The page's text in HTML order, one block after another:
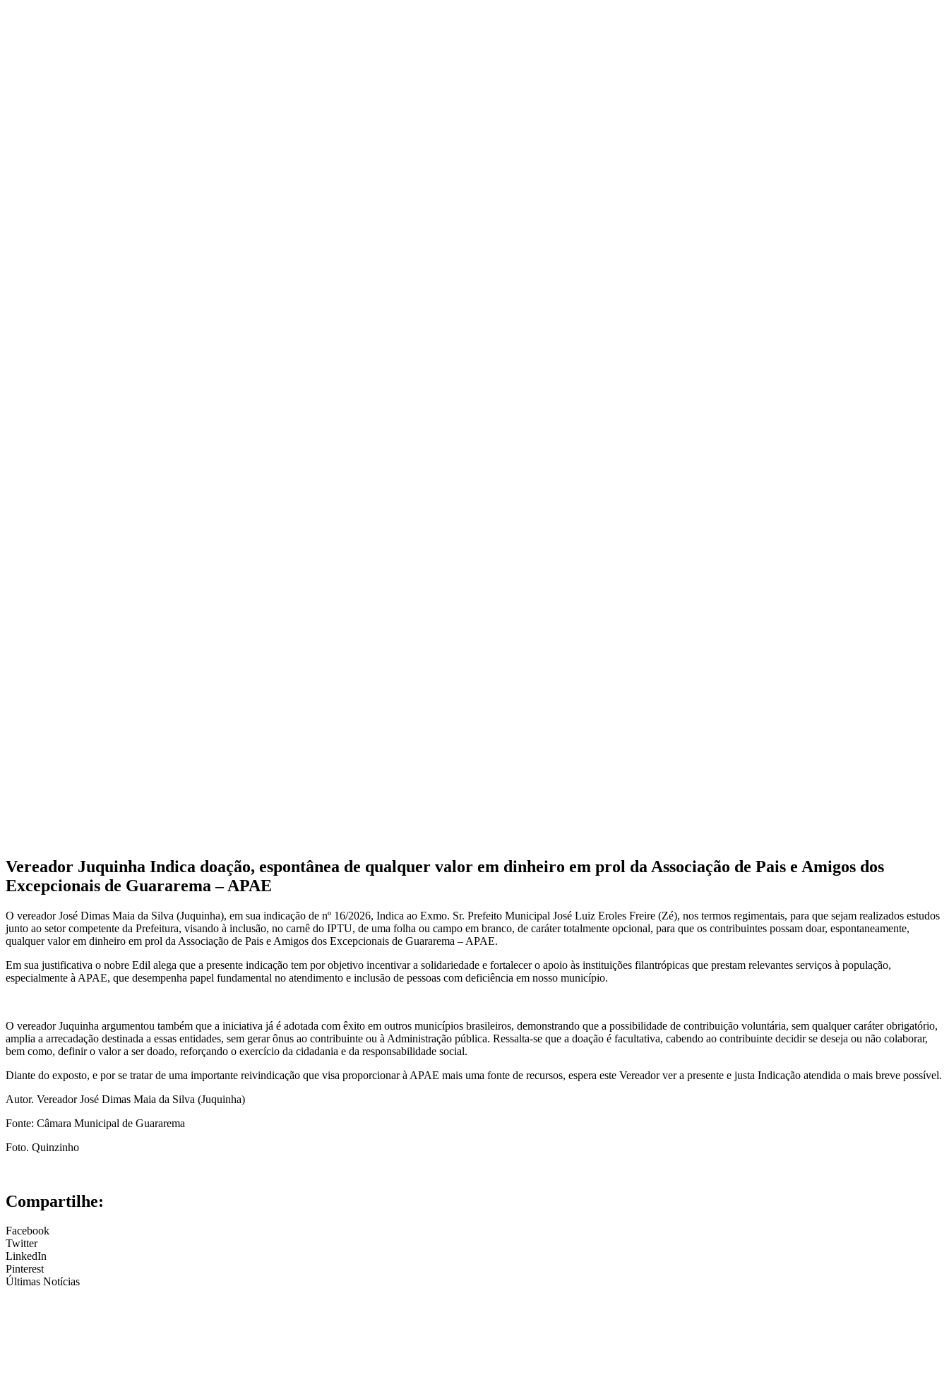
Vereador Juquinha Indica doação, espontânea de qualquer valor em dinheiro em prol da Associação de Pais e Amigos dos
Excepcionais de Guararema – APAE
O vereador José Dimas Maia da Silva (Juquinha), em sua indicação de nº 16/2026, Indica ao Exmo. Sr. Prefeito Municipal José Luiz Eroles Freire (Zé), nos termos regimentais, para que sejam realizados estudos
junto ao setor competente da Prefeitura, visando à inclusão, no carnê do IPTU, de uma folha ou campo em branco, de caráter totalmente opcional, para que os contribuintes possam doar, espontaneamente,
qualquer valor em dinheiro em prol da Associação de Pais e Amigos dos Excepcionais de Guararema – APAE.
Em sua justificativa o nobre Edil alega que a presente indicação tem por objetivo incentivar a solidariedade e fortalecer o apoio às instituições filantrópicas que prestam relevantes serviços à população,
especialmente à APAE, que desempenha papel fundamental no atendimento e inclusão de pessoas com deficiência em nosso município.
O vereador Juquinha argumentou também que a iniciativa já é adotada com êxito em outros municípios brasileiros, demonstrando que a possibilidade de contribuição voluntária, sem qualquer caráter obrigatório,
amplia a arrecadação destinada a essas entidades, sem gerar ônus ao contribuinte ou à Administração pública. Ressalta-se que a doação é facultativa, cabendo ao contribuinte decidir se deseja ou não colaborar,
bem como, definir o valor a ser doado, reforçando o exercício da cidadania e da responsabilidade social.
Diante do exposto, e por se tratar de uma importante reivindicação que visa proporcionar à APAE mais uma fonte de recursos, espera este Vereador ver a presente e justa Indicação atendida o mais breve possível.
Autor. Vereador José Dimas Maia da Silva (Juquinha)
Fonte: Câmara Municipal de Guararema
Foto. Quinzinho
Compartilhe:
Facebook
Twitter
LinkedIn
Pinterest
Últimas Notícias